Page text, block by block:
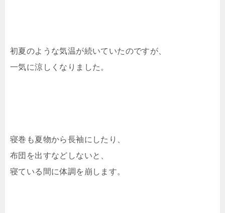
初夏のような気温が続いていたのですが、
一気に涼しくなりました。
寝巻も夏物から長袖にしたり、
布団を出すなどしないと、
寝ている間に体調を崩します。